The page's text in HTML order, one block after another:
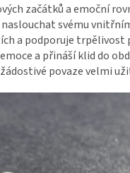
začátků a emoční
svému
a podporuje trpělivost
a přináší klid do
povaze velmi